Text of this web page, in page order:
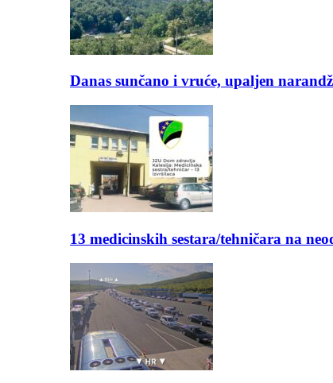
Danas sunčano i vruće, upaljen
13 medicinskih sestara/tehničara na